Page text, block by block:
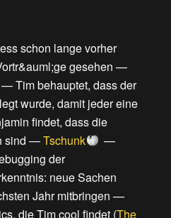
schon lange vorher
gesehen —
—Tim behauptet, dass der
wurde, damit jeder eine
findet, dass die
sind —Tschunk
—
der
neue Sachen
Jahr mitbringen —
die Tim cool findet(The